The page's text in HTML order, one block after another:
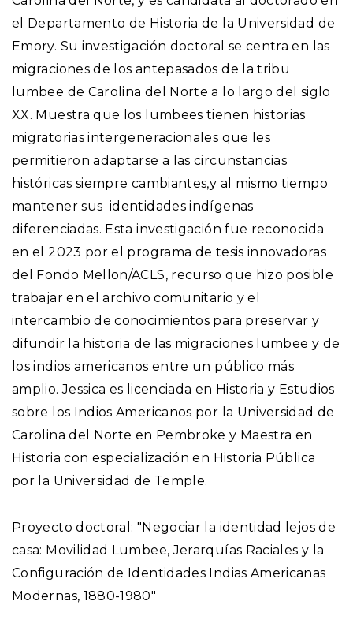
el Departamento de Historia de la Universidad de
Emory. Su investigación doctoral se centra en las
migraciones de los antepasados de la tribu
lumbee de Carolina del Norte a lo largo del siglo
XX. Muestra que los lumbees tienen historias
migratorias intergeneracionales que les
permitieron adaptarse a las circunstancias
históricas siempre cambiantes,y al mismo tiempo
mantener sus identidades indígenas
diferenciadas. Esta investigación fue reconocida
en el 2023 por el programa de tesis innovadoras
del Fondo Mellon/ACLS, recurso que hizo posible
trabajar en el archivo comunitario y el
intercambio de conocimientos para preservar y
difundir la historia de las migraciones lumbee y de
los indios americanos entre un público más
amplio. Jessica es licenciada en Historia y Estudios
sobre los Indios Americanos por la Universidad de
Carolina del Norte en Pembroke y Maestra en
Historia con especialización en Historia Pública
por la Universidad de Temple.
Proyecto doctoral: "Negociar la identidad lejos de
casa: Movilidad Lumbee, Jerarquías Raciales y la
Configuración de Identidades Indias Americanas
Modernas, 1880-1980"